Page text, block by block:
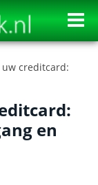
⨉
uw creditcard:
en